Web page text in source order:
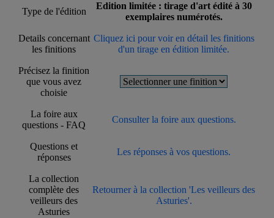
Type de l'édition
Edition limitée : tirage d'art édité à 30
exemplaires numérotés.
Details concernant
les finitions
Cliquez ici pour voir en détail les finitions
d'un tirage en édition limitée.
Précisez la finition
que vous avez
choisie
La foire aux
questions - FAQ
Consulter la foire aux questions.
Questions et
réponses
Les réponses à vos questions.
La collection
complète des
veilleurs des
Asturies
Retourner à la collection 'Les veilleurs des
Asturies'.